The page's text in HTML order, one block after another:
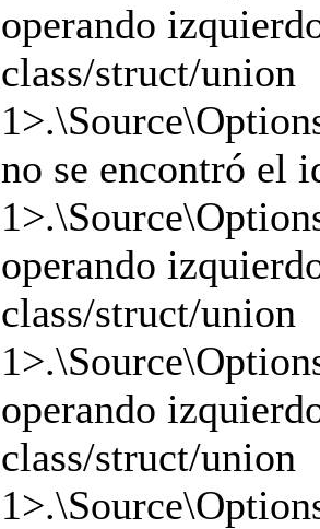
operando
class/struct/union
no se encontró el
operando
class/struct/union
operando
class/struct/union